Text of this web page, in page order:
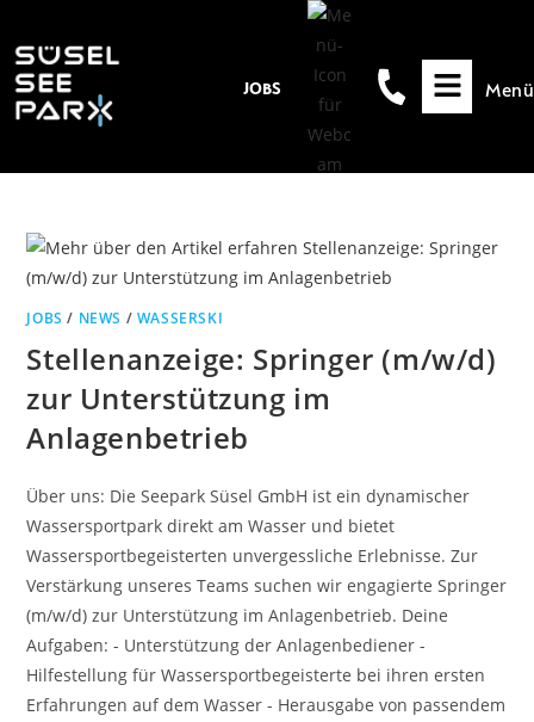
JOBS Menü
JOBS / NEWS / WASSERSKI
Stellenanzeige: Springer (m/w/d)
zur Unterstützung im
Anlagenbetrieb
Über uns: Die Seepark Süsel GmbH ist ein dynamischer
Wassersportpark direkt am Wasser und bietet
Wassersportbegeisterten unvergessliche Erlebnisse. Zur
Verstärkung unseres Teams suchen wir engagierte Springer
(m/w/d) zur Unterstützung im Anlagenbetrieb. Deine
Aufgaben: - Unterstützung der Anlagenbediener -
Hilfestellung für Wassersportbegeisterte bei ihren ersten
Erfahrungen auf dem Wasser - Herausgabe von passendem